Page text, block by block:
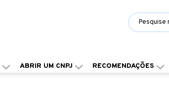
ABRIR UM CNPJ RECOMENDAÇÕES